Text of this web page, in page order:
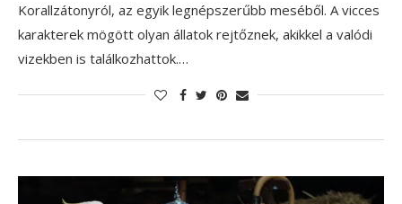
Korallzátonyról, az egyik legnépszerűbb meséből. A vicces
karakterek mögött olyan állatok rejtőznek, akikkel a valódi
vizekben is találkozhattok.…